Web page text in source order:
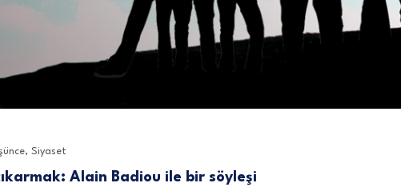
, Siyaset
Alain Badiou ile bir söyleşi